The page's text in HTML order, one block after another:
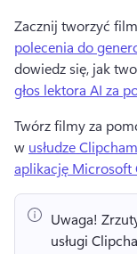
Zacznij tworzyć
polecenia do
dowiedz się, jak
głos lektora AI za
Twórz filmy za
w usłudze
aplikację Microsoft
Uwaga!
usługi